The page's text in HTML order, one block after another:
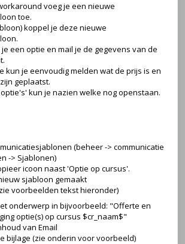
voeg je een nieuwe
toe.
koppel je deze nieuwe
een optie en mail je de gegevens van de
kun je eenvoudig melden wat de prijs is en
geplaatst.
kun je nazien welke nog openstaan.
(beheer -> communicatie
-> Sjablonen)
icoon naast 'Optie op cursus'.
sjabloon gemaakt
voorbeelden tekst hieronder)
onderwerp in bijvoorbeeld: "Offerte en
optie(s) op cursus $cr_naam$"
van Email
bijlage (zie onderin voor voorbeeld)